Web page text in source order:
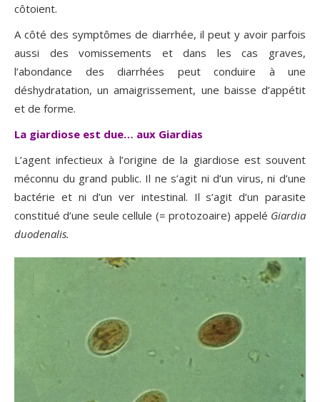
côtoient.
A côté des symptômes de diarrhée, il peut y avoir parfois
aussi des vomissements et dans les cas graves,
l’abondance des diarrhées peut conduire à une
déshydratation, un amaigrissement, une baisse d’appétit
et de forme.
La giardiose est due… aux Giardias
L’agent infectieux à l’origine de la giardiose est souvent
méconnu du grand public. Il ne s’agit ni d’un virus, ni d’une
bactérie et ni d’un ver intestinal. Il s’agit d’un parasite
constitué d’une seule cellule (= protozoaire) appelé Giardia
duodenalis.